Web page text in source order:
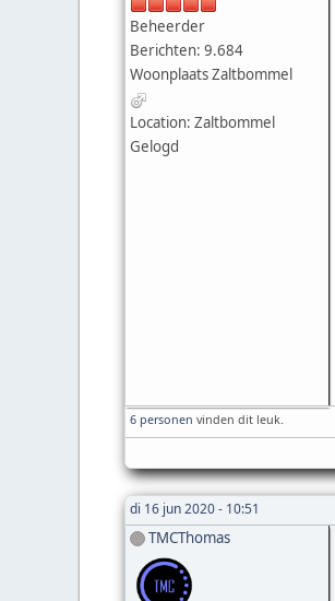
Beheerder
Berichten: 9.684
Woonplaats Zaltbommel
Location: Zaltbommel
Gelogd
6 personen vinden dit leuk.
di 16 jun 2020 - 10:51
TMCThomas